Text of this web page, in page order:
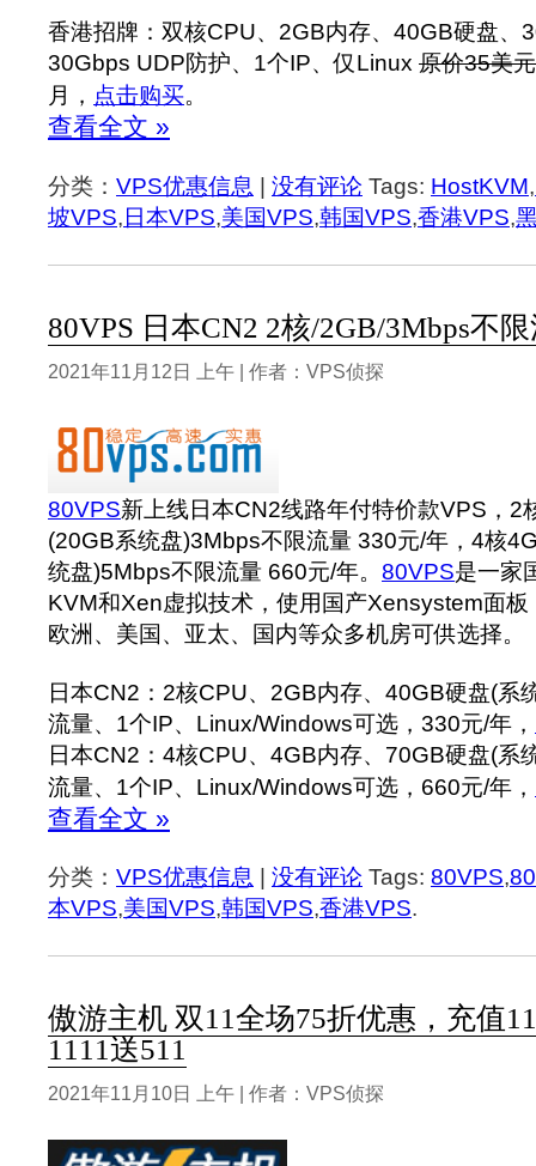
香港招牌：双核CPU、2GB内存、40GB硬盘、
30Gbps UDP防护、1个IP、仅Linux 原价35美
月， 点击购买。
查看全文 »
分类： VPS优惠信息 | 没有评论 Tags: HostKVM,
坡VPS,日本VPS,美国VPS,韩国VPS,香港VPS,
80VPS 日本CN2 2核/2GB/3Mbps不
2021年11月12日 上午 | 作者：VPS侦探
80VPS新上线日本CN2线路年付特价款VPS，2
(20GB系统盘)3Mbps不限流量 330元/年，4核
统盘)5Mbps不限流量 660元/年。 80VPS是一家
KVM和Xen虚拟技术，使用国产Xensystem面
欧洲、美国、亚太、国内等众多机房可供选择。
日本CN2：2核CPU、2GB内存、40GB硬盘(系
流量、1个IP、Linux/Windows可选，330元/年，
日本CN2：4核CPU、4GB内存、70GB硬盘(系
流量、1个IP、Linux/Windows可选，660元/年，
查看全文 »
分类： VPS优惠信息 没有评论 Tags: 80VPS,
本VPS,美国VPS,韩国VPS,香港VPS.
傲游主机 双11全场75折优惠，充值
1111送511
2021年11月10日 上午 | 作者：VPS侦探